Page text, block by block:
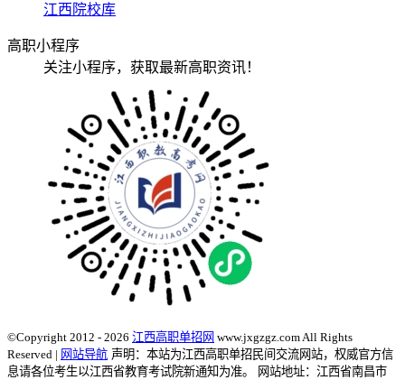
江西院校库
高职小程序
关注小程序，获取最新高职资讯！
©Copyright 2012 - 2026 江西高职单招网 www.jxgzgz.com All Rights
Reserved | 网站导航 声明：本站为江西高职单招民间交流网站，权威官方信
息请各位考生以江西省教育考试院新通知为准。
网站地址：江西省南昌市